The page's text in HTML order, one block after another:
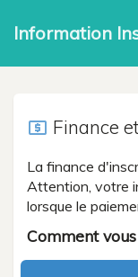
Information
local_atm Finance
La finance
Attention, votre
lorsque le
Comment